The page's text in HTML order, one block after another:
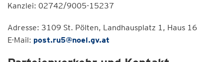
Kanzlei: 02742/9005-15237
Adresse: 3109 St. Pölten, Landhausplatz 1, Haus 16
E-Mail: post.ru5@noel.gv.at